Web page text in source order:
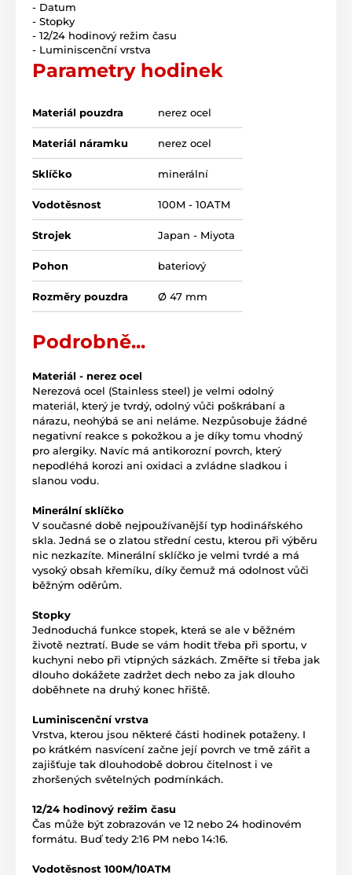
- Datum
- Stopky
- 12/24 hodinový režim času
- Luminiscenční vrstva
Parametry hodinek
Materiál pouzdra nerez ocel
Materiál náramku nerez ocel
Sklíčko minerální
Vodotěsnost 100M - 10ATM
Strojek Japan - Miyota
Pohon bateriový
Rozměry pouzdra Ø 47 mm
Podrobně...
Materiál - nerez ocel
Nerezová ocel (Stainless steel) je velmi odolný
materiál, který je tvrdý, odolný vůči poškrábaní a
nárazu, neohýbá se ani neláme. Nezpůsobuje žádné
negativní reakce s pokožkou a je díky tomu vhodný
pro alergiky. Navíc má antikorozní povrch, který
nepodléhá korozi ani oxidaci a zvládne sladkou i
slanou vodu.
Minerální sklíčko
V současné době nejpoužívanější typ hodinářského
skla. Jedná se o zlatou střední cestu, kterou při výběru
nic nezkazíte. Minerální sklíčko je velmi tvrdé a má
vysoký obsah křemíku, díky čemuž má odolnost vůči
běžným oděrům.
Stopky
Jednoduchá funkce stopek, která se ale v běžném
životě neztratí. Bude se vám hodit třeba při sportu, v
kuchyni nebo při vtipných sázkách. Změřte si třeba jak
dlouho dokážete zadržet dech nebo za jak dlouho
doběhnete na druhý konec hřiště.
Luminiscenční vrstva
Vrstva, kterou jsou některé části hodinek potaženy. I
po krátkém nasvícení začne její povrch ve tmě zářit a
zajišťuje tak dlouhodobě dobrou čitelnost i ve
zhoršených světelných podmínkách.
12/24 hodinový režim času
Čas může být zobrazován ve 12 nebo 24 hodinovém
formátu. Buď tedy 2:16 PM nebo 14:16.
Vodotěsnost 100M/10ATM